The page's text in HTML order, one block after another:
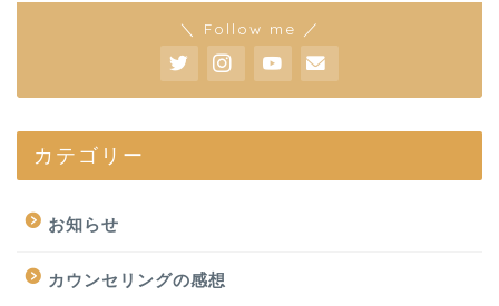
＼ Follow me ／
カテゴリー
お知らせ
カウンセリングの感想